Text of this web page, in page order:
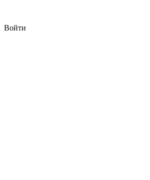
Войти